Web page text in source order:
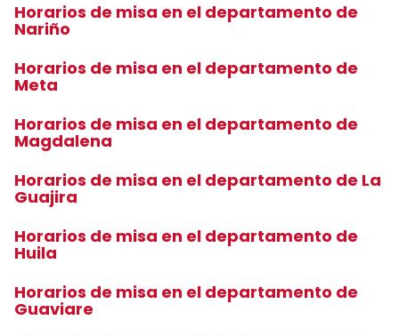
Horarios de misa en el departamento de
Nariño
Horarios de misa en el departamento de
Meta
Horarios de misa en el departamento de
Magdalena
Horarios de misa en el departamento de La
Guajira
Horarios de misa en el departamento de
Huila
Horarios de misa en el departamento de
Guaviare